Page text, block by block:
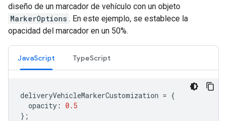
diseño de un marcador de vehículo con un objeto
MarkerOptions . En este ejemplo, se establece la
opacidad del marcador en un 50%.
JavaScript TypeScript
deliveryVehicleMarkerCustomization = {
opacity : 0.5
};